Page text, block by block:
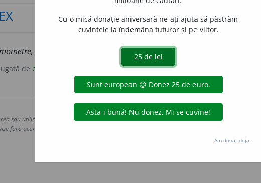
) Aparat pentru măsurarea gradului de
de cata
Copyright © 2004-2026 dexonline (https://dexonline.ro)
sau utilizarea datelor de pe acest site, inclusiv prin orice metode de extragere automată
fără acordul nostru prealabil scris, cu excepția seturilor de date oferite oficial spre utilizare
Hosterion
Cu o mică donație aniversară ne-ați ajuta să păstrăm
cuvintele la îndemâna tuturor și pe viitor.
Am donat deja.